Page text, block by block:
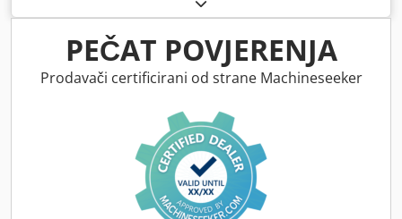
Meritus RAS 150 VSH, Rabljeni stroj Proizvođač: Meritus
Tip: RAS 150 VSH Ukupne dimenzije: 1000 x 1620 x 2100
mm Težina: 840 kg Električni podaci: 415 V; 150 kVA ; 50 Hz
- opremljen fotoćelijom Dedpsu Nvh Ujfx Adrokr - alat
PEČAT POVJERENJA
Prodavači certificirani od strane Machineseeker